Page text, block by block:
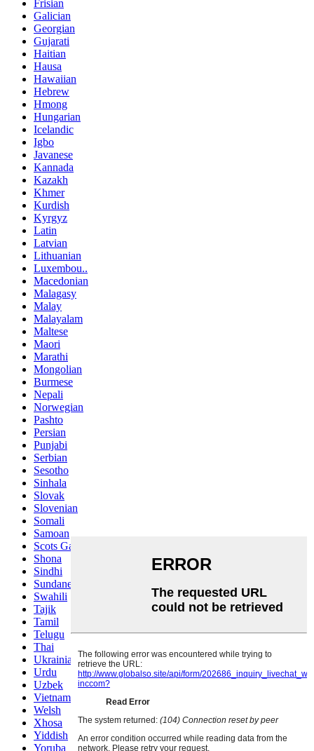
Frisian
Galician
Georgian
Gujarati
Haitian
Hausa
Hawaiian
Hebrew
Hmong
Hungarian
Icelandic
Igbo
Javanese
Kannada
Kazakh
Khmer
Kurdish
Kyrgyz
Latin
Latvian
Lithuanian
Luxembou..
Macedonian
Malagasy
Malay
Malayalam
Maltese
Maori
Marathi
Mongolian
Burmese
Nepali
Norwegian
Pashto
Persian
Punjabi
Serbian
Sesotho
Sinhala
Slovak
Slovenian
Somali
Samoan
Scots Gaelic
Shona
Sindhi
Sundanese
Swahili
Tajik
Tamil
Telugu
Thai
Ukrainian
Urdu
Uzbek
Vietnamese
Welsh
Xhosa
Yiddish
Yoruba